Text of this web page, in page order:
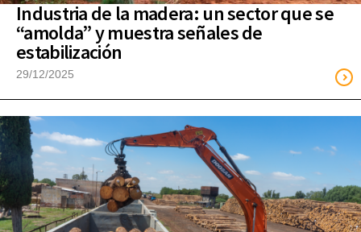
Industria de la madera: un sector que se
“amolda” y muestra señales de
estabilización
29/12/2025